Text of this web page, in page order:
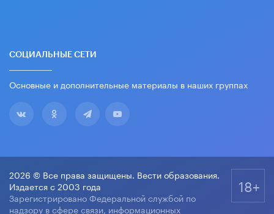
СОЦИАЛЬНЫЕ СЕТИ
Основные и дополнительные материалы в наших группах
2026 © Все права защищены. Вести образования.
Издается с 2003 года
Зарегистрировано Федеральной службой по
надзору в сфере связи, информационных
18+